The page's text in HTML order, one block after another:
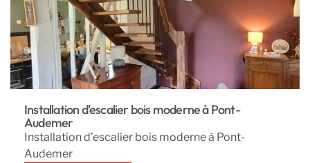
Installation d'escalier bois moderne à Pont-
Audemer
Installation d’escalier bois moderne à Pont-
Audemer